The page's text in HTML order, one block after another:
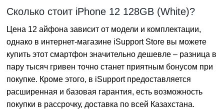
Сколько стоит iPhone 12 128GB (White)?
Цена 12 айфона зависит от модели и комплектации,
однако в интернет-магазине iSupport Store вы можете
купить этот смартфон значительно дешевле – разница в
пару тысяч гривен точно станет приятным бонусом при
покупке. Кроме этого, в iSupport предоставляется
расширенная и базовая гарантия, есть возможность
покупки в рассрочку, доставка по всей Казахстана.